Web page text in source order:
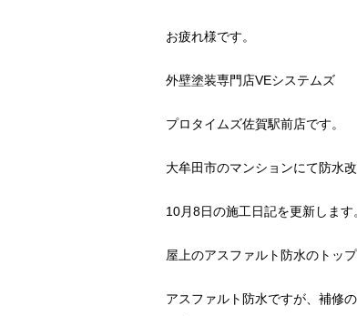
お疲れ様です。
外壁塗装専門店VEシステムズ
プロタイムズ佐賀駅前店です。
大牟田市のマンションにて防水
10月8日の施工日記を更新します
屋上のアスファルト防水のトッ
アスファルト防水ですが、補修